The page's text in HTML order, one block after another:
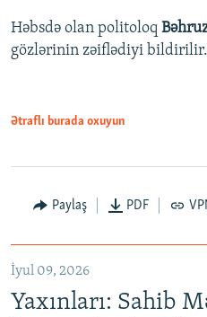
Həbsdə olan politoloq
gözlərinin zəiflədiyi bildirilir.
Ətraflı burada oxuyun
Paylaş PDF
İyul 09, 2026
Yaxınları: Sahib